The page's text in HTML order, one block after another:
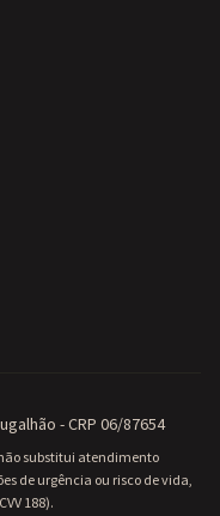
- CRP 06/87654
substitui atendimento
de urgência ou risco de vida,
188).